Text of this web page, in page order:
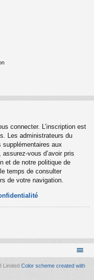
connecter. L’inscription est
Les administrateurs du
aux
vous d’avoir pris
et de notre politique de
temps de consulter
de votre navigation.
Limited Color scheme created with